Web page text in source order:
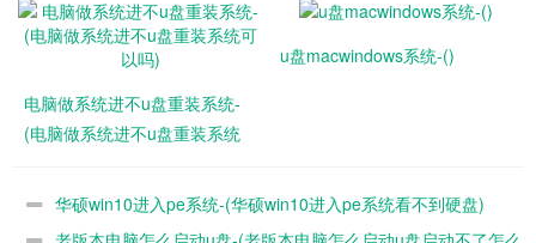
电脑做系统进不u盘重装系统-
(电脑做系统进不u盘重装系统
u盘macwindows系统-()
华硕win10进入pe系统-(华硕win10进入pe系统看不到硬盘)